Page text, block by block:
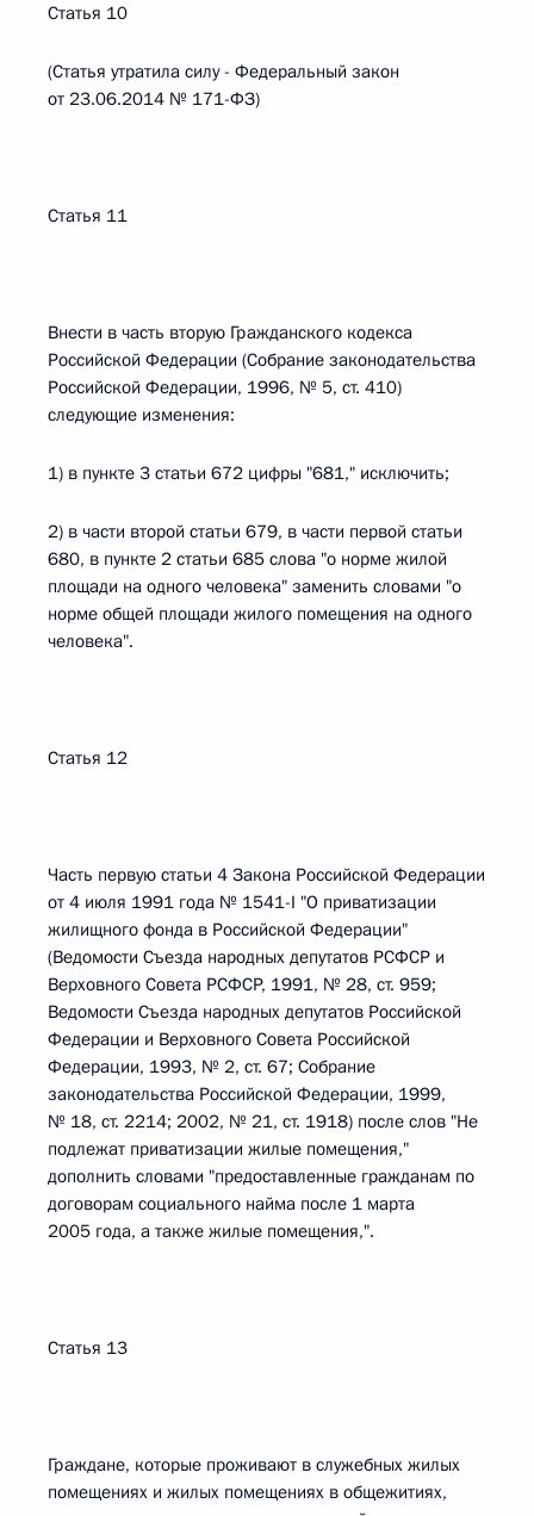
Статья 10
(Статья утратила силу - Федеральный закон
от 23.06.2014 № 171-ФЗ)
Статья 11
Внести в часть вторую Гражданского кодекса
Российской Федерации (Собрание законодательства
Российской Федерации, 1996, № 5, ст. 410)
следующие изменения:
1) в пункте 3 статьи 672 цифры "681," исключить;
2) в части второй статьи 679, в части первой статьи
680, в пункте 2 статьи 685 слова "о норме жилой
площади на одного человека" заменить словами "о
норме общей площади жилого помещения на одного
человека".
Статья 12
Часть первую статьи 4 Закона Российской Федерации
от 4 июля 1991 года № 1541-I "О приватизации
жилищного фонда в Российской Федерации"
(Ведомости Съезда народных депутатов РСФСР и
Верховного Совета РСФСР, 1991, № 28, ст. 959;
Ведомости Съезда народных депутатов Российской
Федерации и Верховного Совета Российской
Федерации, 1993, № 2, ст. 67; Собрание
законодательства Российской Федерации, 1999,
№ 18, ст. 2214; 2002, № 21, ст. 1918) после слов "Не
подлежат приватизации жилые помещения,"
дополнить словами "предоставленные гражданам по
договорам социального найма после 1 марта
2005 года, а также жилые помещения,".
Статья 13
Граждане, которые проживают в служебных жилых
помещениях и жилых помещениях в общежитиях,